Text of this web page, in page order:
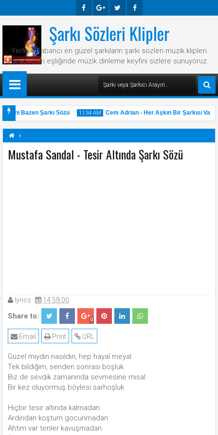
Ook E-
Plus
R Ook
Şarkı Sözleri Klipler
Yerli ve yabancı en güzel şarkıların şarkı sözleri müzik klipleri
karaokeleri eşliğinde müzik dinleme keyfini sizlere sunuyoruz.
Hani Bazen Şarkı Sözü 11:34 AM Cem Adrian - Her Aşkın Bir Şarkısı Var
Mustafa Sandal - Tesir Altında Şarkı Sözü
lyrics 14:58:00
Share to: 0
URL
Print
Email
Güzel miydin nasıldın, hep hayal meyal
Tek bildiğim, senden sonrası boşluk
Biz de sevdik zamanında sevmesine misal
Bir kez oluyormuş böylesi sarhoşluk
Hiçbir tesir altında kalmadan
Ardından koştum gocunmadan
Ahtım var tenler kavuşmadan